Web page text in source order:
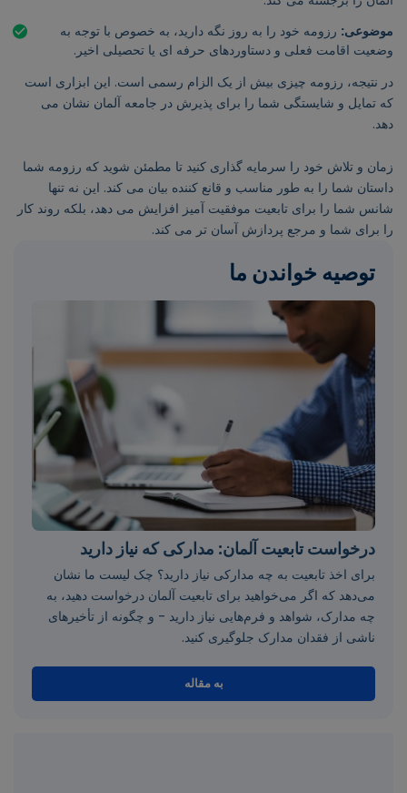
موضوعی: رزومه خود را به روز نگه دارید، به خصوص با توجه به
وضعیت اقامت فعلی و دستاوردهای حرفه ای یا تحصیلی اخیر.
در نتیجه، رزومه چیزی بیش از یک الزام رسمی است. این ابزاری است
که تمایل و شایستگی شما را برای پذیرش در جامعه آلمان نشان می
دهد.
زمان و تلاش خود را سرمایه گذاری کنید تا مطمئن شوید که رزومه شما
داستان شما را به طور مناسب و قانع کننده بیان می کند. این نه تنها
شانس شما را برای تابعیت موفقیت آمیز افزایش می دهد، بلکه روند کار
را برای شما و مرجع پردازش آسان تر می کند.
توصیه خواندن ما
درخواست تابعیت آلمان: مدارکی که نیاز دارید
برای اخذ تابعیت به چه مدارکی نیاز دارید؟ چک لیست ما نشان
می‌دهد که اگر می‌خواهید برای تابعیت آلمان درخواست دهید، به
چه مدارک، شواهد و فرم‌هایی نیاز دارید - و چگونه از تأخیرهای
ناشی از فقدان مدارک جلوگیری کنید.
به مقاله